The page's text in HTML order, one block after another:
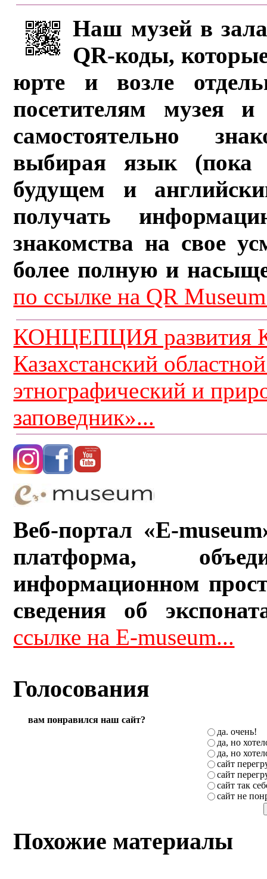
Наш музей в
QR-коды,
юрте и возле
посетителям музея и
самостоятельно
выбирая язык (пока
будущем и
получать
знакомства на свое
более полную и
по ссылке на QR
КОНЦЕПЦИЯ развития
Казахстанский
этнографический и
заповедник»...
Веб-портал «E-
платформа,
информационном
сведения об
ссылке на E-museum...
Голосования
вам понравился наш сайт?
да. очень!
да, но
да, но
сайт
сайт
сайт так
сайт не
Похожие материалы